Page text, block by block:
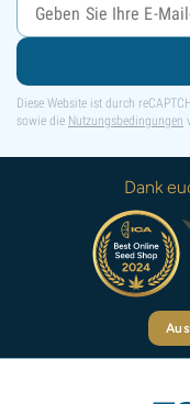
Diese Website ist durch
sowie die Nutzungsbedingungen
Dank